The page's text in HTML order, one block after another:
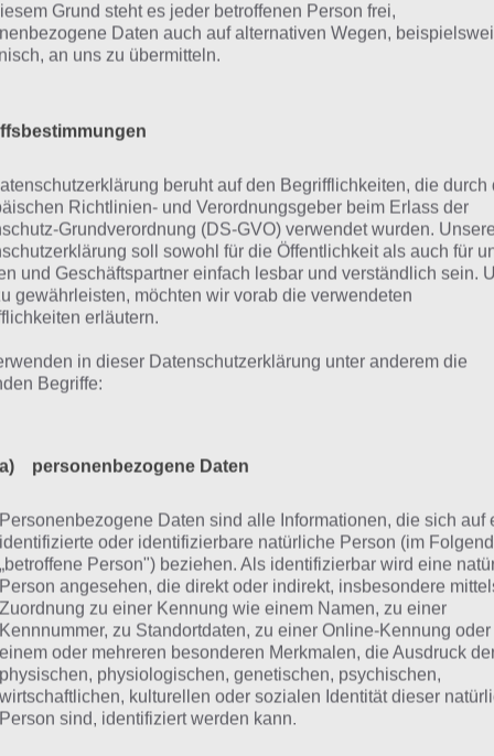
Level,
wie es ausschaut, gibt es zur Zeit 8 Level, die es
immer die vorige Stufe abgeschlossen haben, um mit
zu können. Sky Force 2014 überzeugt dabei
die Level unterschiedlich im Design und auch die
die Level einen hohen Wiederspielbarkeitswert
und
für Langzeitspielspaß
nicht nur die Grafik überzeugt. Zudem gibt es eine
in jeder Stufe. So gilt es beispielsweise
alle Feinde zu vernichten oder gar ohne getroffen
alles ist aber nicht ganz so einfach wie bereits
Einheiten für allerhand Beschuss, sodass Sky
erfordert. Nur wer sein Flugzeug regelmäßig
ein elfolgreiches Bestehen eines Levels und damit auch
im Highscore zu übertreffen.
Grund steht es jeder betroffenen Person frei,
Daten auch auf alternativen Wegen,
an uns zu übermitteln.
beruht auf den Begrifflichkeiten, die durch
Richtlinien- und Verordnungsgeber beim Erlass der
Grundverordnung (DS-GVO) verwendet wurden. Unsere
soll sowohl für die Öffentlichkeit als auch für
und Geschäftspartner einfach lesbar und verständlich sein.
gewährleisten, möchten wir vorab die verwendeten
erläutern.
in dieser Datenschutzerklärung unter anderem die
Begriffe:
a) personenbezogene Daten
Personenbezogene Daten sind alle Informationen, die sich auf
identifizierte oder identifizierbare natürliche Person (im
„betroffene Person") beziehen. Als identifizierbar wird eine
Person angesehen, die direkt oder indirekt, insbesondere
Zuordnung zu einer Kennung wie einem Namen, zu einer
Kennnummer, zu Standortdaten, zu einer Online-Kennung oder
einem oder mehreren besonderen Merkmalen, die Ausdruck
physischen, physiologischen, genetischen, psychischen,
wirtschaftlichen, kulturellen oder sozialen Identität dieser
Person sind, identifiziert werden kann.